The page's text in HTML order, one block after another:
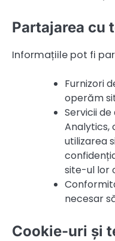
Partajarea cu
Informațiile pot fi
Furnizori
operăm
Servicii
Analytics,
utilizarea
site-ul lor
necesar
Cookie-uri și